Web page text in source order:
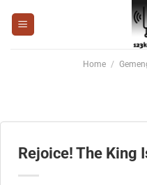
naar
Home /
Rejoice! The King